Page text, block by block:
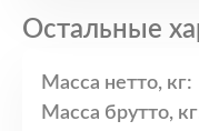
Остальные
Масса нетто, кг:
Масса брутто,